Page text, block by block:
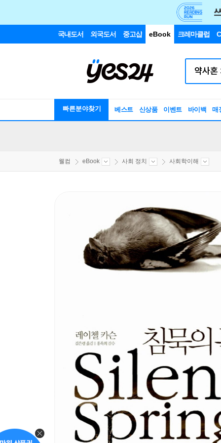
국내도서 외국도서 중고샵 eBook 크레마클럽
빠른분야찾기 베스트 신상품 이벤트 바이백 매
웰컴 eBook 사회 정치 사회학이해